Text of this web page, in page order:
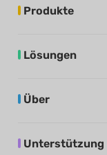
Produkte
Lösungen
Über
Unterstützung